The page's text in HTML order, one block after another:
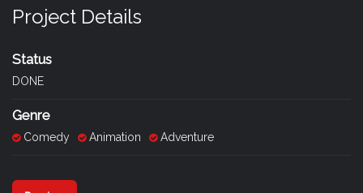
Project Details
Status
DONE
Genre
Comedy Animation Adventure